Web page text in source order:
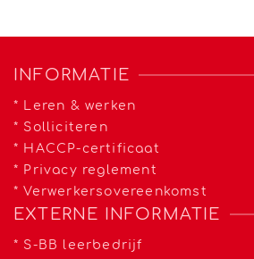
INFORMATIE
* Leren & werken
* Solliciteren
* HACCP-certificaat
* Privacy reglement
*Verwerkersovereenkomst
EXTERNE INFORMATIE
* S-BB leerbedrijf